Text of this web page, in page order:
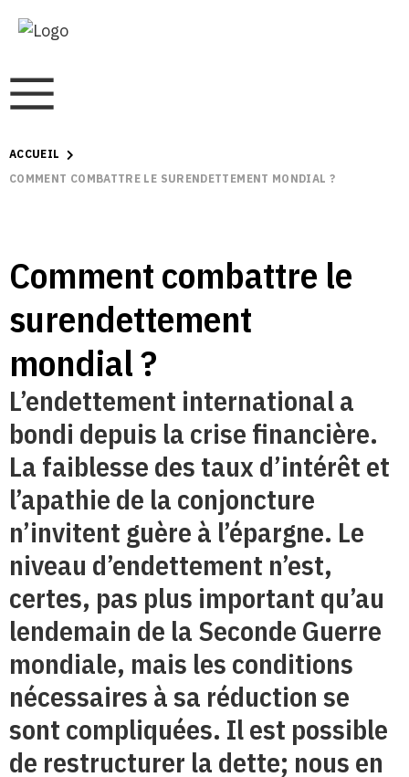
ACCUEIL
COMMENT COMBATTRE LE SURENDETTEMENT MONDIAL ?
Comment combattre le
surendettement
mondial ?
L’endettement international a
bondi depuis la crise financière.
La faiblesse des taux d’intérêt et
l’apathie de la conjoncture
n’invitent guère à l’épargne. Le
niveau d’endettement n’est,
certes, pas plus important qu’au
lendemain de la Seconde Guerre
mondiale, mais les conditions
nécessaires à sa réduction se
sont compliquées. Il est possible
de restructurer la dette; nous en